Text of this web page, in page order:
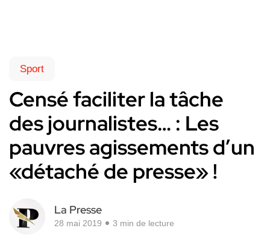
Sport
Censé faciliter la tâche
des journalistes… : Les
pauvres agissements d’un
«détaché de presse» !
La Presse
28 mai 2019 3 min de lecture